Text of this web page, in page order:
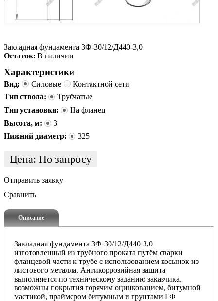
Закладная фундамента ЗФ-30/12/Д440-3,0
Остаток: В наличии
Характеристики
Вид: Силовые
Контактной сети
Тип ствола:
Трубчатые
Тип установки:
На фланец
Высота, м:
3
Нижний диаметр:
325
Цена: По запросу
Отправить заявку
Сравнить
Описание
Закладная фундамента ЗФ-30/12/Д440-3,0
изготовленный из трубного проката путём сварки
фланцевой части к трубе с использованием косынок из
листового металла. Антикоррозийная защита
выполняется по техническому заданию заказчика,
возможны покрытия горячим оцинкованием, битумной
мастикой, праймером битумным и грунтами ГФ